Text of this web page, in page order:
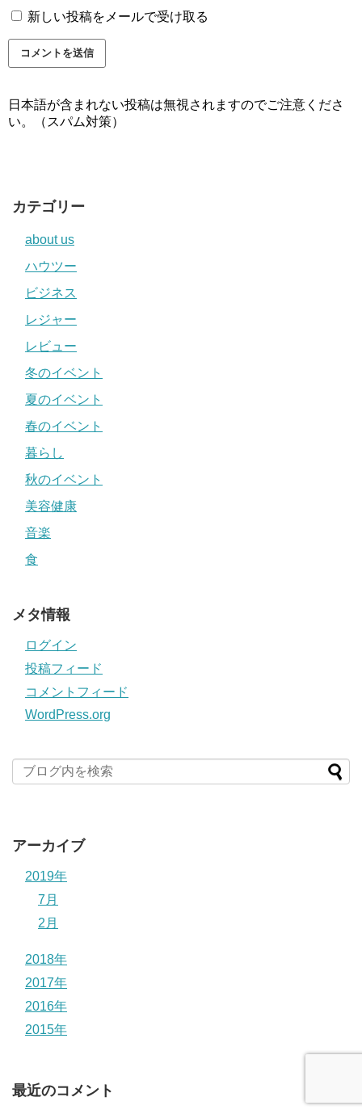
新しい投稿をメールで受け取る
日本語が含まれない投稿は無視されますのでご注意くださ
い。（スパム対策）
カテゴリー
about us
ハウツー
ビジネス
レジャー
レビュー
冬のイベント
夏のイベント
春のイベント
暮らし
秋のイベント
美容健康
音楽
食
メタ情報
ログイン
投稿フィード
コメントフィード
WordPress.org
アーカイブ
2019年
7月
2月
2018年
2017年
2016年
2015年
最近のコメント